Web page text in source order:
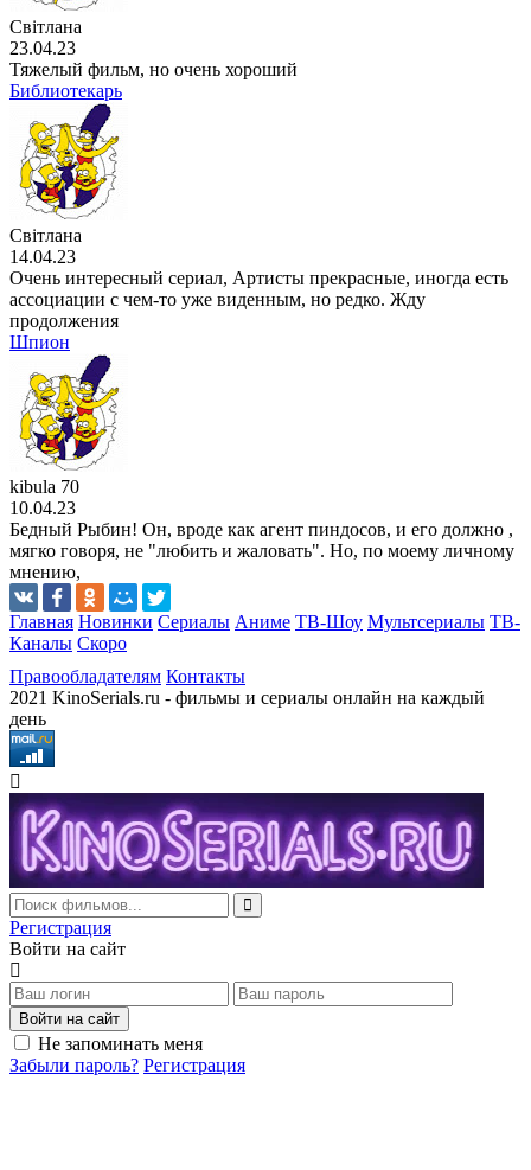
Світлана
23.04.23
Тяжелый фильм, но очень хороший
Библиотекарь
Світлана
14.04.23
Очень интересный сериал, Артисты прекрасные, иногда есть
ассоциации с чем-то уже виденным, но редко. Жду
продолжения
Шпион
kibula 70
10.04.23
Бедный Рыбин! Он, вроде как агент пиндосов, и его должно ,
мягко говоря, не "любить и жаловать". Но, по моему личному
мнению,
Главная Новинки Сериалы Аниме ТВ-Шоу Мультсериалы ТВ-
Каналы Скоро
Правообладателям Контакты
2021 KinoSerials.ru - фильмы и сериалы онлайн на каждый
день
Регистрация
Войти на сайт
Войти на сайт
Не запоминать меня
Забыли пароль? Регистрация